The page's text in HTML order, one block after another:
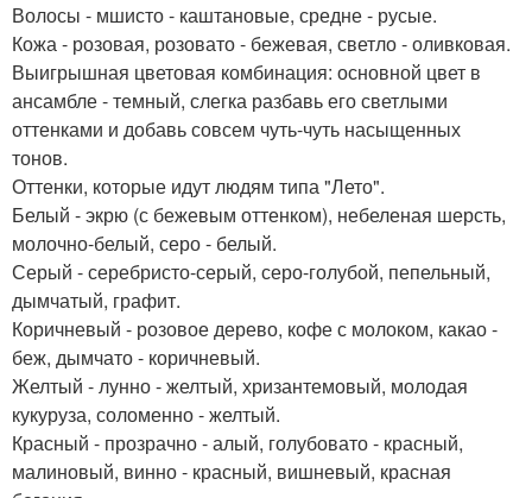
Волосы - мшисто - каштановые, средне - русые.
Кожа - розовая, розовато - бежевая, светло - оливковая.
Выигрышная цветовая комбинация: основной цвет в
ансамбле - темный, слегка разбавь его светлыми
оттенками и добавь совсем чуть-чуть насыщенных
тонов.
Оттенки, которые идут людям типа "Лето".
Белый - экрю (с бежевым оттенком), небеленая шерсть,
молочно-белый, серо - белый.
Серый - серебристо-серый, серо-голубой, пепельный,
дымчатый, графит.
Коричневый - розовое дерево, кофе с молоком, какао -
беж, дымчато - коричневый.
Желтый - лунно - желтый, хризантемовый, молодая
кукуруза, соломенно - желтый.
Красный - прозрачно - алый, голубовато - красный,
малиновый, винно - красный, вишневый, красная